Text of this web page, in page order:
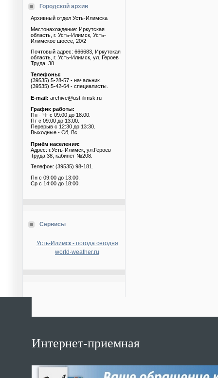
Городской архив
Архивный отдел Усть-Илимска
Местонахождение: Иркутская
область, г. Усть-Илимск, Усть-
Илимское шоссе, 20/2
Почтовый адрес: 666683, Иркутская
область, г. Усть-Илимск, ул. Героев
Труда, 38
Телефоны:
(39535) 5-28-57 - начальник.
(39535) 5-42-64 - специалисты.
E-mail: archive@ust-ilimsk.ru
График работы:
Пн - Чт с 09:00 до 18:00.
Пт с 09:00 до 13:00.
Перерыв с 12:30 до 13:30.
Выходные - Сб, Вс.
Приём населения:
Адрес: г.Усть-Илимск, ул.Героев
Труда 38, кабинет №208.
Телефон: (39535) 98-181.
Пн с 09:00 до 13:00.
Ср с 14:00 до 18:00.
Сервисы
Усть-Илимск - погода сегодня
world-weather.ru
Интернет-приемная